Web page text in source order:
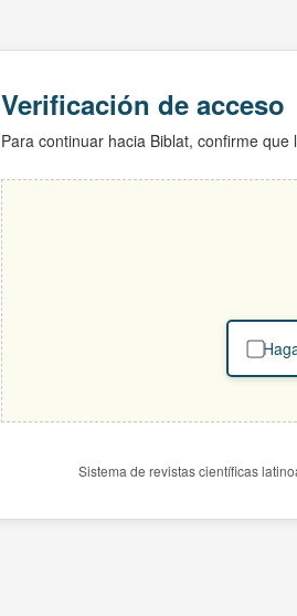
Verificación de acceso
Para continuar hacia Biblat, confirme
Sistema de revistas científicas